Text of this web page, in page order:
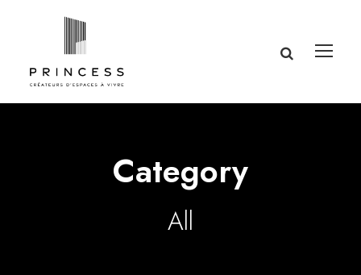
Category
All